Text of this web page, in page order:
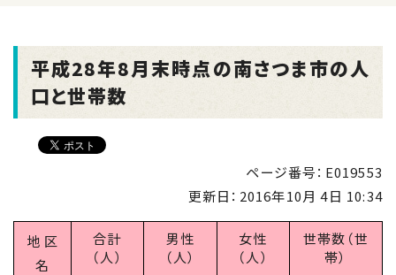
平成28年8月末時点の南さつま市の人
口と世帯数
ページ番号：E019553
更新日： 2016年10月 4日 10:34
地 区
名
合計
（人）
男性
（人）
女性
（人）
世帯数（世
帯）